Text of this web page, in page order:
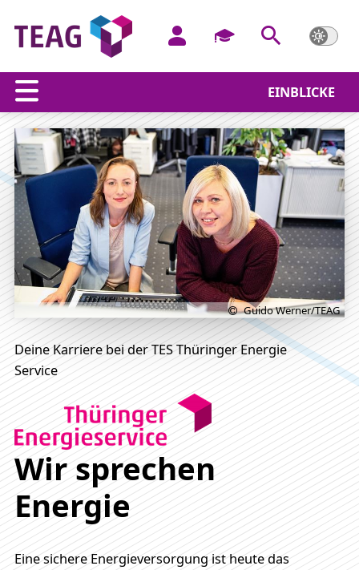
EINBLICKE
Wir sprechen Energie
Guido Werner/TEAG
Deine Karriere bei der TES Thüringer Energie
Service
Wir sprechen
Energie
Eine sichere Energieversorgung ist heute das